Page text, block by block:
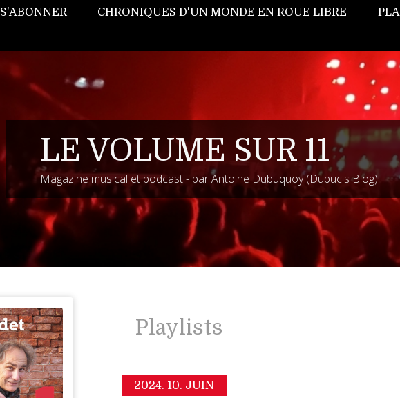
S'ABONNER CHRONIQUES D'UN MONDE EN ROUE LIBRE
LE VOLUME SUR 11
Magazine musical et podcast - par Antoine Dubuquoy (Dubuc's Blog)
Playlists
2024. 10. JUIN